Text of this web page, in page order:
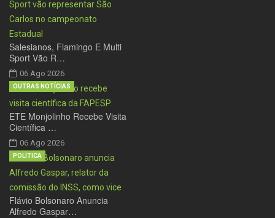
Salesianos, Flamingo E Multi
Sport Vão R…
06 Ago 2026
ETE Monjolinho Recebe Visita
Científica …
06 Ago 2026
OUTRAS NOTÍCIAS
Flávio Bolsonaro Anuncia
Alfredo Gaspar…
POLÍTICA